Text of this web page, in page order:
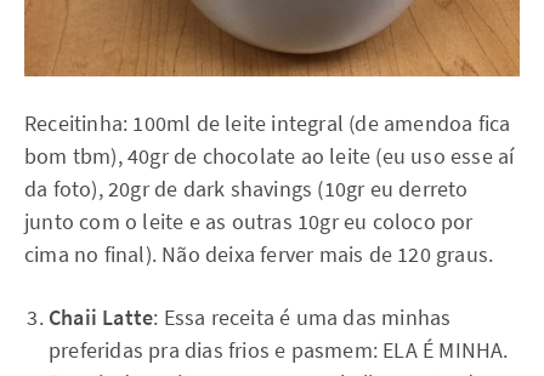
Receitinha: 100ml de leite integral (de amendoa fica
bom tbm), 40gr de chocolate ao leite (eu uso esse aí
da foto), 20gr de dark shavings (10gr eu derreto
junto com o leite e as outras 10gr eu coloco por
cima no final). Não deixa ferver mais de 120 graus.
Chaii Latte: Essa receita é uma das minhas
preferidas pra dias frios e pasmem: ELA É MINHA.